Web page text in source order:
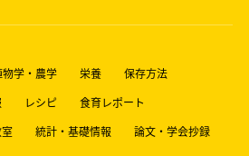
物学・農学 栄養
保存方法
レシピ
食育レポート
統計・基礎情報
論文・学会抄録